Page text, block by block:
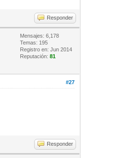
Responder
Mensajes: 6,178
Temas: 195
Registro en: Jun 2014
Reputación:81
#27
Responder